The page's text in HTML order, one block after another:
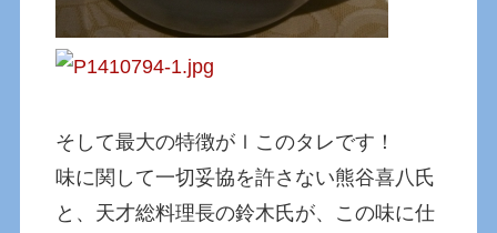
そして最大の特徴がｌこのタレです！
味に関して一切妥協を許さない熊谷喜八氏
と、天才総料理長の鈴木氏が、この味に仕